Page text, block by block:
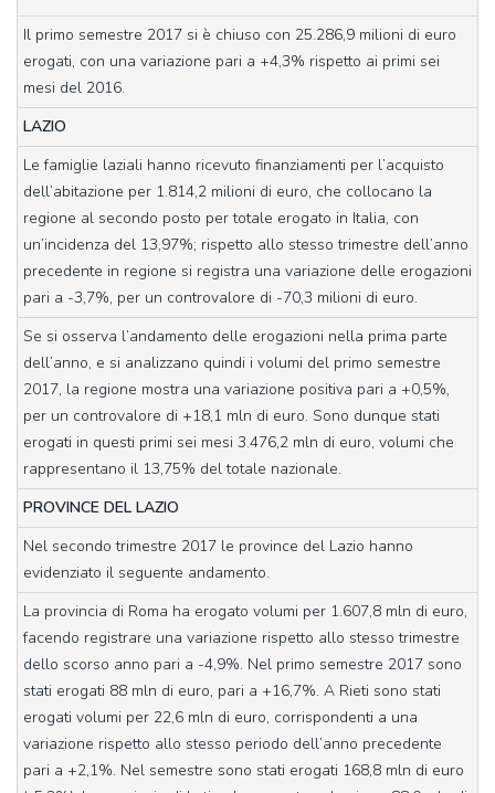
Il primo semestre 2017 si è chiuso con 25.286,9 milioni di euro
erogati, con una variazione pari a +4,3% rispetto ai primi sei
mesi del 2016.
LAZIO
Le famiglie laziali hanno ricevuto finanziamenti per l’acquisto
dell’abitazione per 1.814,2 milioni di euro, che collocano la
regione al secondo posto per totale erogato in Italia, con
un’incidenza del 13,97%; rispetto allo stesso trimestre dell’anno
precedente in regione si registra una variazione delle erogazioni
pari a -3,7%, per un controvalore di -70,3 milioni di euro.
Se si osserva l’andamento delle erogazioni nella prima parte
dell’anno, e si analizzano quindi i volumi del primo semestre
2017, la regione mostra una variazione positiva pari a +0,5%,
per un controvalore di +18,1 mln di euro. Sono dunque stati
erogati in questi primi sei mesi 3.476,2 mln di euro, volumi che
rappresentano il 13,75% del totale nazionale.
PROVINCE DEL LAZIO
Nel secondo trimestre 2017 le province del Lazio hanno
evidenziato il seguente andamento.
La provincia di Roma ha erogato volumi per 1.607,8 mln di euro,
facendo registrare una variazione rispetto allo stesso trimestre
dello scorso anno pari a -4,9%. Nel primo semestre 2017 sono
stati erogati 88 mln di euro, pari a +16,7%. A Rieti sono stati
erogati volumi per 22,6 mln di euro, corrispondenti a una
variazione rispetto allo stesso periodo dell’anno precedente
pari a +2,1%. Nel semestre sono stati erogati 168,8 mln di euro